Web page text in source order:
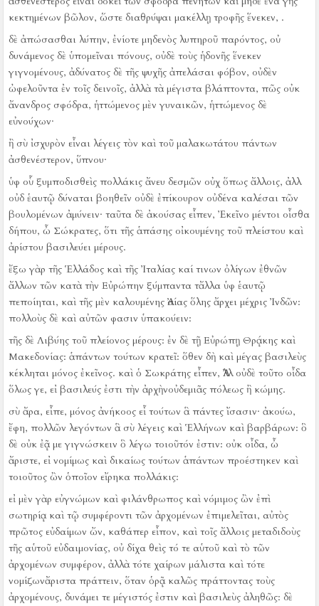
κεκτημένων βῶλον, ὥστε διαθρύψαι μακέλλῃ τροφῆς ἕνεκεν, .
δὲ ἀπώσασθαι λύπην, ἐνίοτε μηδενὸς λυπηροῦ παρόντος, οὐ
δυνάμενος δὲ ὑπομεῖναι πόνους, οὐδὲ τοὺς ἡδονῆς ἕνεκεν
γιγνομένους, ἀδύνατος δὲ τῆς ψυχῆς ἀπελάσαι φόβον, οὐδὲν
ὠφελοῦντα ἐν τοῖς δεινοῖς, ἀλλὰ τὰ μέγιστα βλάπτοντα, πῶς οὐκ
ἄνανδρος σφόδρα, ἡττώμενος μὲν γυναικῶν, ἡττώμενος δὲ
εὐνούχων·
ἢ σὺ ἰσχυρὸν εἶναι λέγεις τὸν καὶ τοῦ μαλακωτάτου πάντων
ἀσθενέστερον, ὕπνου·
ὑφ οὗ ξυμποδισθεὶς πολλάκις ἄνευ δεσμῶν οὐχ ὅπως ἄλλοις, ἀλλ
οὐδ ἑαυτῷ δύναται βοηθεῖν οὐδὲ ἐπίκουρον οὐδένα καλέσαι τῶν
βουλομένων ἀμύνειν· ταῦτα δὲ ἀκούσας εἶπεν, Ἐκεῖνο μέντοι οἶσθα
δήπου, ὦ Σώκρατες, ὅτι τῆς ἁπάσης οἰκουμένης τοῦ πλείστου καὶ
ἀρίστου βασιλεύει μέρους.
ἔξω γὰρ τῆς Ἑλλάδος καὶ τῆς Ἰταλίας καί τινων ὀλίγων ἐθνῶν
ἄλλων τῶν κατὰ τὴν Εὐρώπην ξύμπαντα τἄλλα ὑφ ἑαυτῷ
πεποίηται, καὶ τῆς μὲν καλουμένης Ἀσίας ὅλης ἄρχει μέχρις Ἰνδῶν:
πολλοὺς δὲ καὶ αὐτῶν φασιν ὑπακούειν:
τῆς δὲ Λιβύης τοῦ πλείονος μέρους: ἐν δὲ τῇ Εὐρώπῃ Θρᾴκης καὶ
Μακεδονίας: ἁπάντων τούτων κρατεῖ: ὅθεν δὴ καὶ μέγας βασιλεὺς
κέκληται μόνος ἐκεῖνος. καὶ ὁ Σωκράτης εἶπεν, Ἀλλ οὐδὲ τοῦτο οἶδα
ὅλως γε, εἰ βασιλεύς ἐστι τὴν ἀρχὴνοὐδεμιᾶς πόλεως ἢ κώμης.
σὺ ἄρα, εἶπε, μόνος ἀνήκοος εἶ τούτων ἃ πάντες ἴσασιν· ἀκούω,
ἔφη, πολλῶν λεγόντων ἃ σὺ λέγεις καὶ Ἑλλήνων καὶ βαρβάρων: ὃ
δὲ οὐκ ἐᾷ με γιγνώσκειν ὃ λέγω τοιοῦτόν ἐστιν: οὐκ οἶδα, ὦ
ἄριστε, εἰ νομίμως καὶ δικαίως τούτων ἁπάντων προέστηκεν καὶ
τοιοῦτος ὢν ὁποῖον εἴρηκα πολλάκις:
εἰ μὲν γὰρ εὐγνώμων καὶ φιλάνθρωπος καὶ νόμιμος ὢν ἐπὶ
σωτηρίᾳ καὶ τῷ συμφέροντι τῶν ἀρχομένων ἐπιμελεῖται, αὐτὸς
πρῶτος εὐδαίμων ὤν, καθάπερ εἶπον, καὶ τοῖς ἄλλοις μεταδιδοὺς
τῆς αὑτοῦ εὐδαιμονίας, οὐ δίχα θεὶς τό τε αὑτοῦ καὶ τὸ τῶν
ἀρχομένων συμφέρον, ἀλλὰ τότε χαίρων μάλιστα καὶ τότε
νομίζωνἄριστα πράττειν, ὅταν ὁρᾷ καλῶς πράττοντας τοὺς
ἀρχομένους, δυνάμει τε μέγιστός ἐστιν καὶ βασιλεὺς ἀληθῶς: δὲ